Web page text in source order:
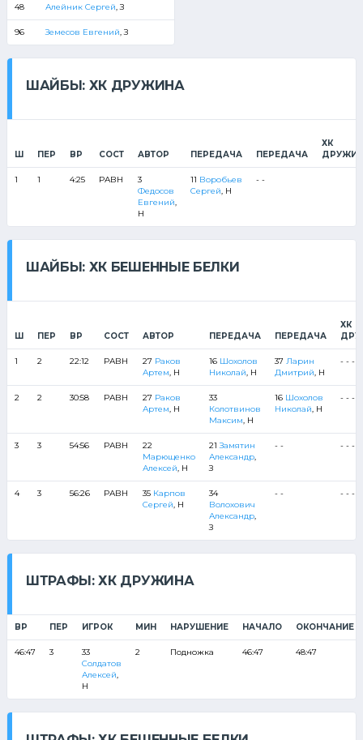
48 Алейник Сергей, З
96 Земесов Евгений, З
ШАЙБЫ: ХК ДРУЖИНА
Ш ПЕР ВР СОСТ АВТОР ПЕРЕДАЧА ПЕРЕДАЧА
ХК
1 1 4:25 РАВН
3
Федосов
Евгений,
Н
11 Воробьев
Сергей, Н
- -
ШАЙБЫ: ХК БЕШЕННЫЕ БЕЛКИ
Ш ПЕР ВР СОСТ АВТОР ПЕРЕДАЧА ПЕРЕДАЧА
ХК
1 2 22:12 РАВН 27 Раков
Артем, Н
16 Шохолов
Николай, Н
37 Ларин
Дмитрий, Н
- - - -
2 2 30:58 РАВН 27 Раков
Артем, Н
33
Колотвинов
Максим, Н
16 Шохолов
Николай, Н
- - - -
3 3 54:56 РАВН
22
Марющенко
Алексей, Н
21Замятин
Александр,
З
- - - - - -
4 3 56:26 РАВН 35 Карпов
Сергей, Н
34
Волохович
Александр,
З
- - - - - -
ШТРАФЫ: ХК ДРУЖИНА
ВР ПЕР ИГРОК МИН НАРУШЕНИЕ НАЧАЛО ОКОНЧАНИЕ
46:47 3
33
Солдатов
Алексей,
Н
2 Подножка 46:47 48:47